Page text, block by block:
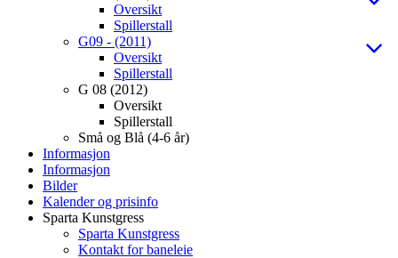
Oversikt
Spillerstall
G09 - (2011)
Oversikt
Spillerstall
G 08 (2012)
Oversikt
Spillerstall
Små og Blå (4-6 år)
Informasjon
Informasjon
Bilder
Kalender og prisinfo
Sparta Kunstgress
Sparta Kunstgress
Kontakt for baneleie